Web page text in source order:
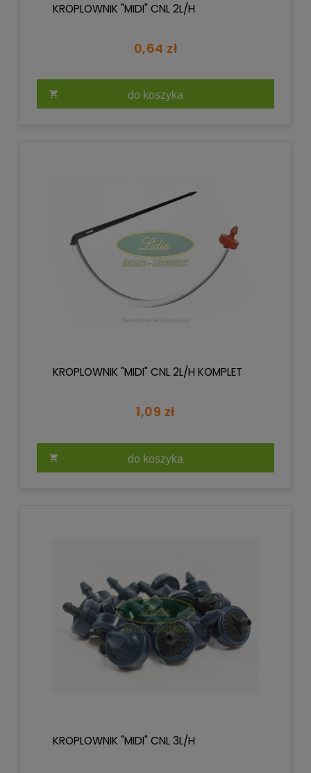
KROPLOWNIK "MIDI" CNL 2L/H
0,64 zł
do koszyka
KROPLOWNIK "MIDI" CNL 2L/H KOMPLET
1,09 zł
do koszyka
KROPLOWNIK "MIDI" CNL 3L/H